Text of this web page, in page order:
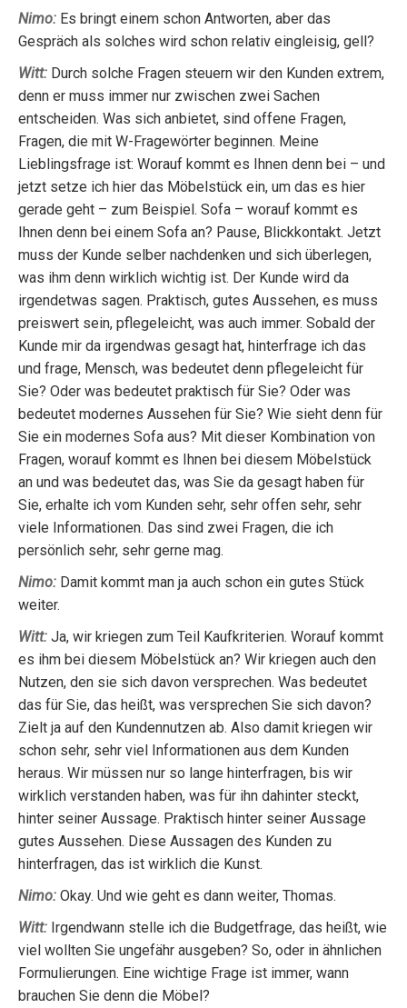
Nimo: Es bringt einem schon Antworten, aber das
Gespräch als solches wird schon relativ eingleisig, gell?
Witt: Durch solche Fragen steuern wir den Kunden extrem,
denn er muss immer nur zwischen zwei Sachen
entscheiden. Was sich anbietet, sind offene Fragen,
Fragen, die mit W-Fragewörter beginnen. Meine
Lieblingsfrage ist: Worauf kommt es Ihnen denn bei – und
jetzt setze ich hier das Möbelstück ein, um das es hier
gerade geht – zum Beispiel. Sofa – worauf kommt es
Ihnen denn bei einem Sofa an? Pause, Blickkontakt. Jetzt
muss der Kunde selber nachdenken und sich überlegen,
was ihm denn wirklich wichtig ist. Der Kunde wird da
irgendetwas sagen. Praktisch, gutes Aussehen, es muss
preiswert sein, pflegeleicht, was auch immer. Sobald der
Kunde mir da irgendwas gesagt hat, hinterfrage ich das
und frage, Mensch, was bedeutet denn pflegeleicht für
Sie? Oder was bedeutet praktisch für Sie? Oder was
bedeutet modernes Aussehen für Sie? Wie sieht denn für
Sie ein modernes Sofa aus? Mit dieser Kombination von
Fragen, worauf kommt es Ihnen bei diesem Möbelstück
an und was bedeutet das, was Sie da gesagt haben für
Sie, erhalte ich vom Kunden sehr, sehr offen sehr, sehr
viele Informationen. Das sind zwei Fragen, die ich
persönlich sehr, sehr gerne mag.
Nimo: Damit kommt man ja auch schon ein gutes Stück
weiter.
Witt: Ja, wir kriegen zum Teil Kaufkriterien. Worauf kommt
es ihm bei diesem Möbelstück an? Wir kriegen auch den
Nutzen, den sie sich davon versprechen. Was bedeutet
das für Sie, das heißt, was versprechen Sie sich davon?
Zielt ja auf den Kundennutzen ab. Also damit kriegen wir
schon sehr, sehr viel Informationen aus dem Kunden
heraus. Wir müssen nur so lange hinterfragen, bis wir
wirklich verstanden haben, was für ihn dahinter steckt,
hinter seiner Aussage. Praktisch hinter seiner Aussage
gutes Aussehen. Diese Aussagen des Kunden zu
hinterfragen, das ist wirklich die Kunst.
Nimo: Okay. Und wie geht es dann weiter, Thomas.
Witt: Irgendwann stelle ich die Budgetfrage, das heißt, wie
viel wollten Sie ungefähr ausgeben? So, oder in ähnlichen
Formulierungen. Eine wichtige Frage ist immer, wann
brauchen Sie denn die Möbel?